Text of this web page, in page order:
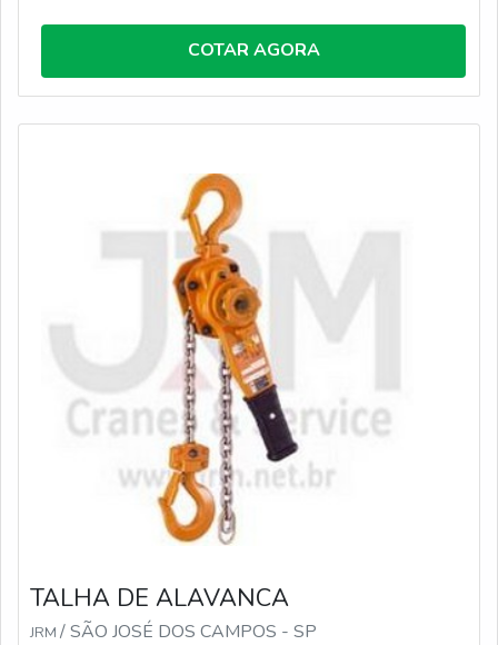
COTAR AGORA
TALHA DE ALAVANCA
JRM / SÃO JOSÉ DOS CAMPOS - SP